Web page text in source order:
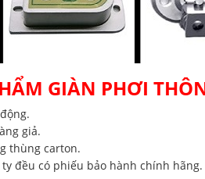
GIÀN PHƠI
giả.
thùng carton.
đều có phiếu bảo hành chính hãng.